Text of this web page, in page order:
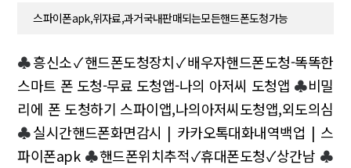
스파이폰apk,위자료,과거국내판매되는모든핸드폰도청가능
♣흥신소✓핸드폰도청장치✓배우자핸드폰도청-똑똑한
스마트 폰 도청-무료 도청앱-나의 아저씨 도청앱 ♣비밀
리에 폰 도청하기 스파이앱,나의아저씨도청앱,외도의심
♣실시간핸드폰화면감시 | 카카오톡대화내역백업 | 스
파이폰apk♣핸드폰위치추적✓휴대폰도청✓상간남 ♣